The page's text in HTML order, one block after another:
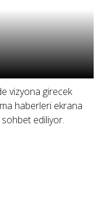
vizyona girecek
haberleri ekrana
ediliyor.